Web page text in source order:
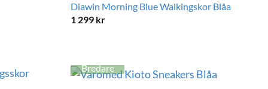
Diawin Morning Blue Walkingskor Blåa
1 299 kr
Bredare